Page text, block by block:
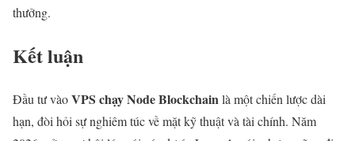
thưởng.
Kết luận
Đầu tư vàoVPS chạy Node Blockchainlà một chiến lược dài
hạn, đòi hỏi sự nghiêm túc về mặt kỹ thuật và tài chính. Năm